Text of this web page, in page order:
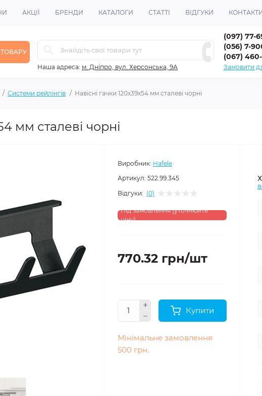
АКЦІЇ БРЕНДИ КАТАЛОГИ СТАТТІ ВІДГУКИ
Наша адреса: м. Дніпро, вул. Херсонська, 9А
(097) 77-
(056) 7-
(067)
Замовити
Системи рейлінгів Навісні гачки 120х39х54 мм сталеві чорні
мм сталеві чорні
Виробник: Hafele
Артикул: 522.99.345
Відгуки: (0)
Під замовлення (уточнюйте
ціну)
770.32 грн/шт
Купити
Мінімальне замовлення
500 грн.